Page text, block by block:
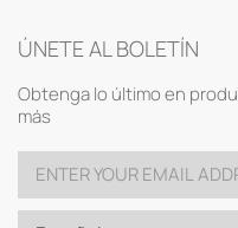
ÚNETE AL BOLETÍN
Obtenga lo último en
más